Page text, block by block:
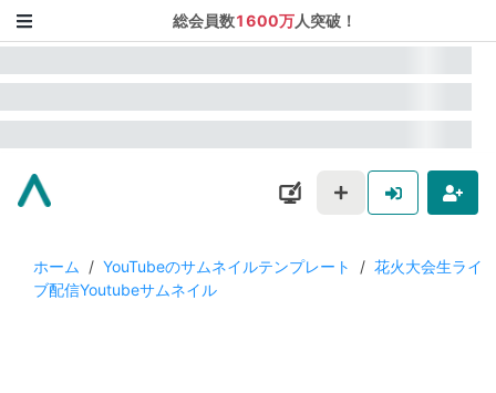
総会員数1600万人突破！
ホーム / YouTubeのサムネイルテンプレート / 花火大会生ライ
ブ配信Youtubeサムネイル